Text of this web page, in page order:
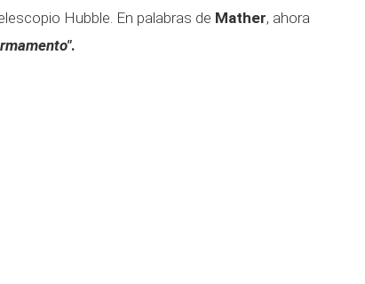
Hubble. En palabras de Mather, ahora
.